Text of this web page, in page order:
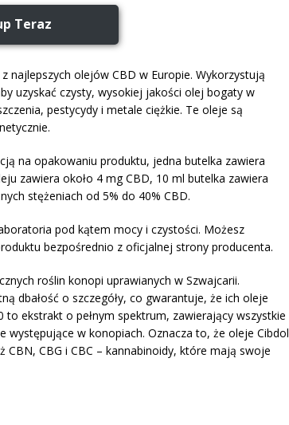
Teraz
najlepszych olejów CBD w Europie. Wykorzystują
uzyskać czysty, wysokiej jakości olej bogaty w
pestycydy i metale ciężkie. Te oleje są
na opakowaniu produktu, jedna butelka zawiera
zawiera około 4 mg CBD, 10 ml butelka zawiera
stężeniach od 5% do 40% CBD.
pod kątem mocy i czystości. Możesz
bezpośrednio z oficjalnej strony producenta.
roślin konopi uprawianych w Szwajcarii.
dbałość o szczegóły, co gwarantuje, że ich oleje
ekstrakt o pełnym spektrum, zawierający wszystkie
występujące w konopiach. Oznacza to, że oleje Cibdol
CBG i CBC – kannabinoidy, które mają swoje